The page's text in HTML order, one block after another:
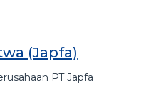
(Japfa)
PT Japfa